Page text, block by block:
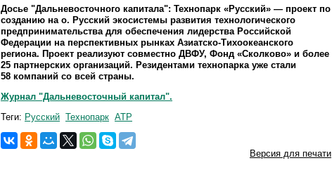
Досье "Дальневосточного капитала": Технопарк «Русский» — проект по
созданию на о. Русский экосистемы развития технологического
предпринимательства для обеспечения лидерства Российской
Федерации на перспективных рынках Азиатско-Тихоокеанского
региона. Проект реализуют совместно ДВФУ, Фонд «Сколково» и более
25 партнерских организаций. Резидентами технопарка уже стали
58 компаний со всей страны.
Журнал "Дальневосточный капитал".
Теги: Русский Технопарк АТР
Версия для печати